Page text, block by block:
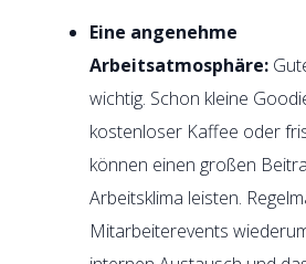
Eine angenehme
Arbeitsatmosphäre:
wichtig. Schon kleine
kostenloser Kaffee oder
können einen großen
Arbeitsklima leisten.
Mitarbeiterevents